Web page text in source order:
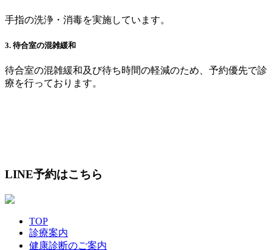
手指の洗浄・消毒を実施しています。
3. 待合室の混雑緩和
待合室の混雑緩和及び待ち時間の軽減のため、予約優先で診
療を行っております。
LINE予約はこちら
TOP
診療案内
健康診断のご案内